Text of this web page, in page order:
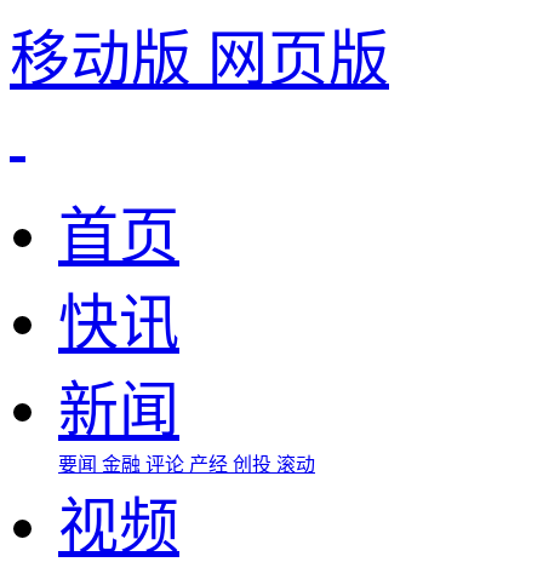
移动版 网页版
首页
快讯
新闻
要闻 金融 评论 产经 创投 滚动
视频